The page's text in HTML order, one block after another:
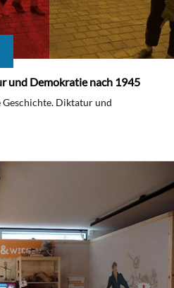
und Demokratie nach 1945
Diktatur und